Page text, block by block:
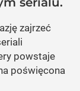
zajrzeć
powstaje
poświęcona